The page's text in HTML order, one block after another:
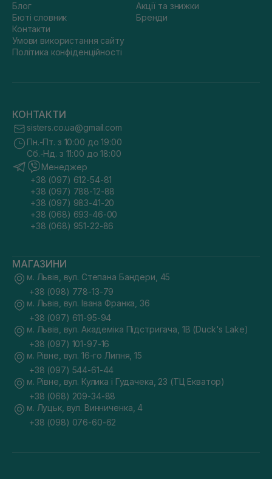
Блог
Бюті словник
Контакти
Умови використання сайту
Політика конфіденційності
Акції та знижки
Бренди
КОНТАКТИ
sisters.co.ua@gmail.com
Пн.-Пт. з 10:00 до 19:00
Сб.-Нд. з 11:00 до 18:00
Менеджер
+38 (097) 612-54-81
+38 (097) 788-12-88
+38 (097) 983-41-20
+38 (068) 693-46-00
+38 (068) 951-22-86
МАГАЗИНИ
м. Львів, вул. Степана Бандери, 45
+38 (098) 778-13-79
м. Львів, вул. Івана Франка, 36
+38 (097) 611-95-94
м. Львів, вул. Академіка Підстригача, 1В (Duck's Lake)
+38 (097) 101-97-16
м. Рівне, вул. 16-го Липня, 15
+38 (097) 544-61-44
м. Рівне, вул. Кулика і Гудачека, 23 (ТЦ Екватор)
+38 (068) 209-34-88
м. Луцьк, вул. Винниченка, 4
+38 (098) 076-60-62